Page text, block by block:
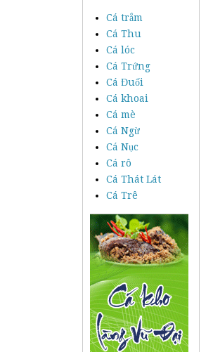
Cá trắm
Cá Thu
Cá lóc
Cá Trứng
Cá Đuối
Cá khoai
Cá mè
Cá Ngừ
Cá Nục
Cá rô
Cá Thát Lát
Cá Trê